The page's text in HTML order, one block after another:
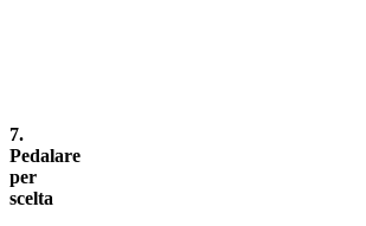
7.
Pedalare
per
scelta